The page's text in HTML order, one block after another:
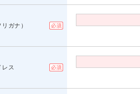
ガナ）
レス